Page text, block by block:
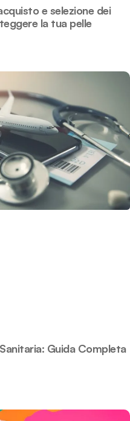
e selezione dei
la tua pelle
Guida Completa